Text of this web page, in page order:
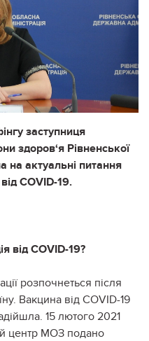
заступниця
здоров‘я Рівненської
на актуальні питання
COVID-19.
від COVID-19?
розпочнеться після
Вакцина від COVID-19
15 лютого 2021
центр МОЗ подано